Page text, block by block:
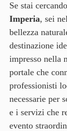
Se stai
Imperia, sei
bellezza
destinazione
impresso nella
portale che
professionisti
necessarie per
e i servizi che
evento